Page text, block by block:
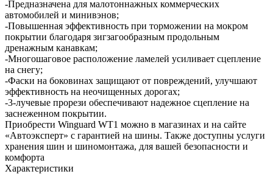
-Предназначена для малотоннажных коммерческих
автомобилей и минивэнов;
-Повышенная эффективность при торможении на мокром
покрытии благодаря зигзагообразным продольным
дренажным канавкам;
-Многошаговое расположение ламелей усиливает сцепление
на снегу;
-Фаски на боковинах защищают от повреждений, улучшают
эффективность на неочищенных дорогах;
-3-лучевые прорези обеспечивают надежное сцепление на
заснеженном покрытии.
Приобрести Winguard WT1 можно в магазинах и на сайте
«Автоэксперт» с гарантией на шины. Также доступны услуги
хранения шин и шиномонтажа, для вашей безопасности и
комфорта
Характеристики